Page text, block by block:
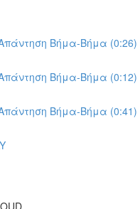
Βήμα-Βήμα (0:26)
Βήμα-Βήμα (0:12)
Βήμα-Βήμα (0:41)